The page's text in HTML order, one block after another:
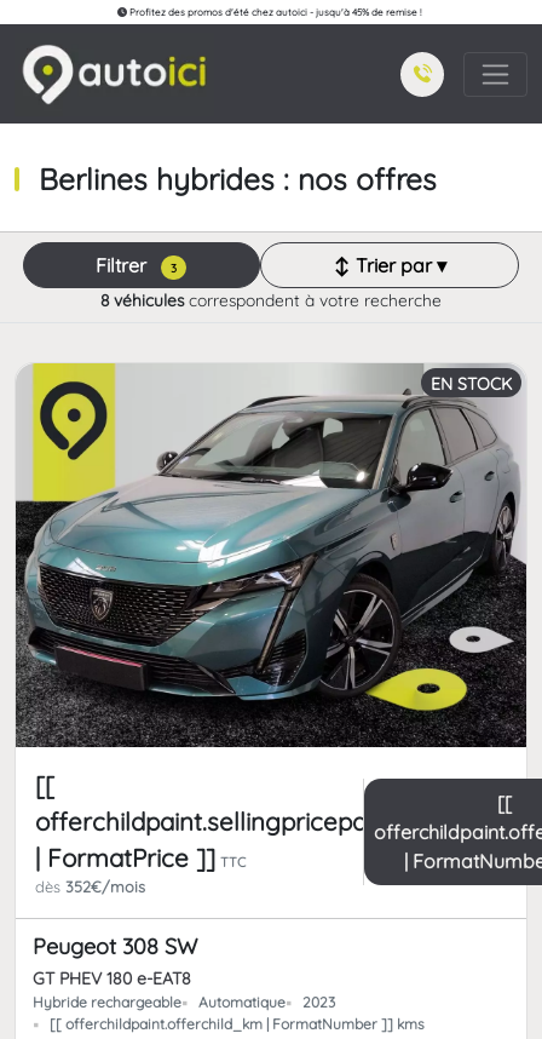
Profitez des promos d'été chez autoici - jusqu'à 45% de remise !
Berlines hybrides : nos offres
Filtrer 3 ↕ Trier par ▾
8 véhiculescorrespondent à votre recherche
EN STOCK
[[
offerchildpaint.sellingpricepart_ttc
| FormatPrice ]] TTC
dès 352€/mois
[[
|
Peugeot 308 SW
GT PHEV 180 e-EAT8
Hybride rechargeable Automatique
2023
[[ offerchildpaint.offerchild_km | FormatNumber ]] kms